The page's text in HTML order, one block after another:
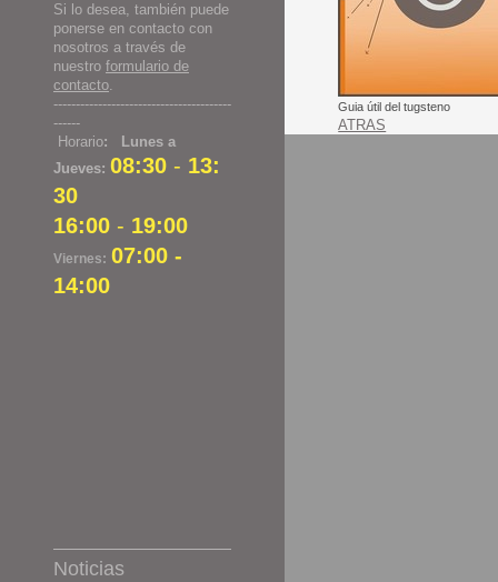
Guia útil del tugsteno
ATRAS
Si lo desea, también puede
ponerse en contacto con
nosotros a través de
nuestro formulario de
contacto.
----------------------------------------
------
Horario: Lunes a
Jueves: 08:30 - 13:
30
16:00 - 19:00
Viernes: 07:00 -
14:00
Noticias